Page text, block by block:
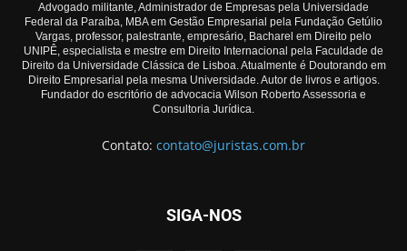
Advogado militante, Administrador de Empresas pela Universidade
Federal da Paraíba, MBA em Gestão Empresarial pela Fundação Getúlio
Vargas, professor, palestrante, empresário, Bacharel em Direito pelo
UNIPÊ, especialista e mestre em Direito Internacional pela Faculdade de
Direito da Universidade Clássica de Lisboa. Atualmente é Doutorando em
Direito Empresarial pela mesma Universidade. Autor de livros e artigos.
Fundador do escritório de advocacia Wilson Roberto Assessoria e
Consultoria Jurídica.
Contato: contato@juristas.com.br
SIGA-NOS